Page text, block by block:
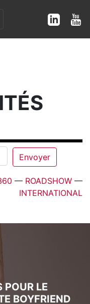
— ROADSHOW —
INTERNATIONAL
POUR LE
BOYFRIEND